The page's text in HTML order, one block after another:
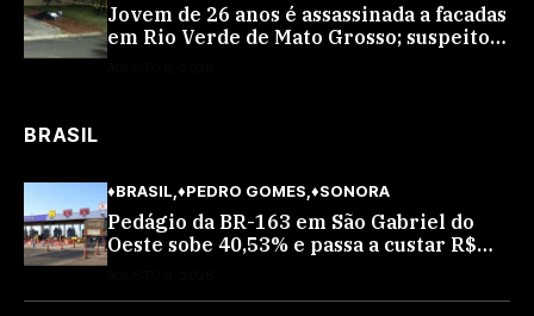
Jovem de 26 anos é assassinada a facadas
em Rio Verde de Mato Grosso; suspeito é
BRASIL
♦BRASIL ♦PEDRO GOMES ♦SONORA
Pedágio da BR-163 em São Gabriel do
Oeste sobe 40,53% e passa a custar R$